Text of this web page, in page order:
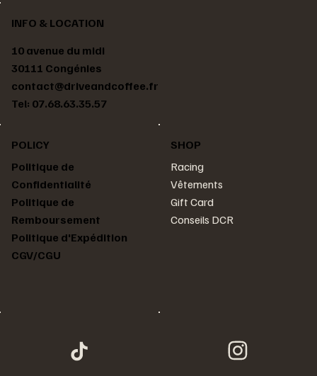
INFO & LOCATION
10 avenue du midi
30111 Congénies
contact@driveandcoffee.fr
Tel: 07.68.63.35.57
SHOP
Racing
Vêtements
Gift Card
Conseils DCR
POLICY
Politique de
Confidentialité
Politique de
Remboursement
Politique d'Expédition
CGV/CGU